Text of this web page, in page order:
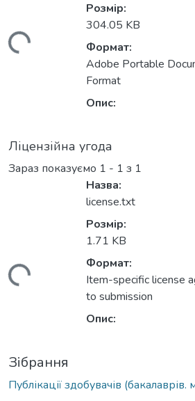
Розмір:
304.05 KB
Формат:
Adobe Portable
Format
Опис:
Ліцензійна угода
Зараз показуємо 1 - 1 з 1
Назва:
license.txt
Розмір:
1.71 KB
Формат:
Item-specific license
to submission
Опис:
Зібрання
Публікації здобувачів (бакалаврів.